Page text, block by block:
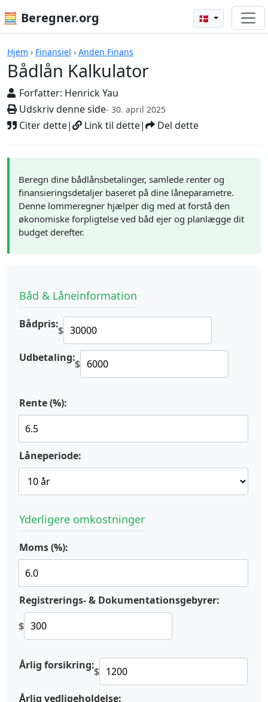
🧮 Beregner.org 🇩🇰
Hjem › Finansiel › Anden Finans
Bådlån Kalkulator
Forfatter: Henrick Yau
Udskriv denne side- 30. april 2025
Citer dette| Link til dette| Del dette
Beregnere
Beregn dine bådlånsbetalinger, samlede renter og
finansieringsdetaljer baseret på dine låneparametre.
Denne lommeregner hjælper dig med at forstå den
økonomiske forpligtelse ved båd ejer og planlægge dit
budget derefter.
Båd & Låneinformation
Bådpris:$
Udbetaling:$
Rente (%):
Låneperiode:
Yderligere omkostninger
Moms (%):
Registrerings- & Dokumentationsgebyrer:
$
Årlig forsikring:$
Årlig vedligeholdelse: